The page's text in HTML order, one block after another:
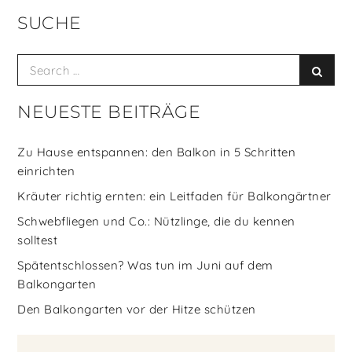
SUCHE
Search
for:
NEUESTE BEITRÄGE
Zu Hause entspannen: den Balkon in 5 Schritten
einrichten
Kräuter richtig ernten: ein Leitfaden für Balkongärtner
Schwebfliegen und Co.: Nützlinge, die du kennen
solltest
Spätentschlossen? Was tun im Juni auf dem
Balkongarten
Den Balkongarten vor der Hitze schützen